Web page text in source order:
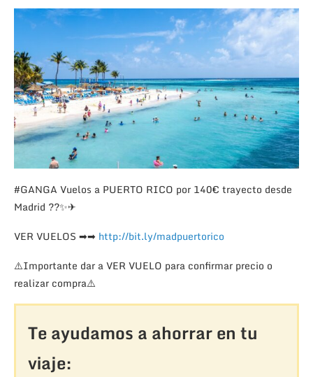
#GANGA Vuelos a PUERTO RICO por 140€ trayecto desde
Madrid ??✨✈
VER VUELOS ➡➡ http://bit.ly/madpuertorico
⚠️Importante dar a VER VUELO para confirmar precio o
realizar compra⚠️
Te ayudamos a ahorrar en tu
viaje: